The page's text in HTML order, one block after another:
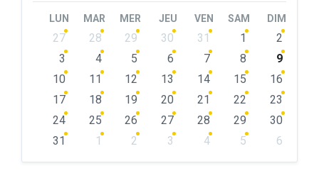
LUN MAR MER JEU VEN SAM DIM
Skip
calendar
27 28 29 30 31 1
2
3
4 5 6 7 8
9
10
11 12 13 14 15
16
17
18 19 20 21 22
23
24
25 26 27 28 29
30
31
1 2 3 4 5
6